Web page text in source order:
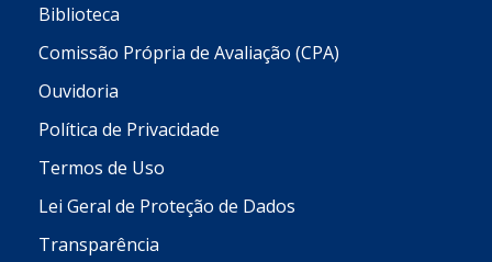
Biblioteca
Comissão Própria de Avaliação (CPA)
Ouvidoria
Política de Privacidade
Termos de Uso
Lei Geral de Proteção de Dados
Transparência